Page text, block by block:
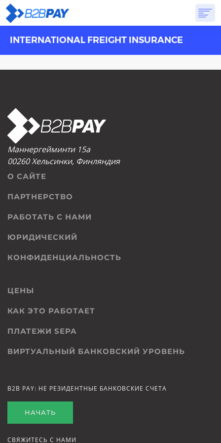
О САЙТЕРЕШЕНИЯВИРТУАЛЬНЫЙ БАНКPRICING ОТВЕТЫ
INTERNATIONAL FREIGHT INSURANCE
Маннергейминти 15а
00260 Хельсинки, Финляндия
О САЙТЕ
ПАРТНЕРСТВО
РАБОТАТЬ С НАМИ
ЮРИДИЧЕСКИЙ
КОНФИДЕНЦИАЛЬНОСТЬ
ЦЕНЫ
КАК ЭТО РАБОТАЕТ
ПЛАТЕЖИ SEPA
ВИРТУАЛЬНЫЙ БАНКОВСКИЙ УРОВЕНЬ
B2B PAY: НЕ РЕЗИДЕНТНЫЕ БАНКОВСКИЕ СЧЕТА
НАЧАТЬ
СВЯЖИТЕСЬ С НАМИ